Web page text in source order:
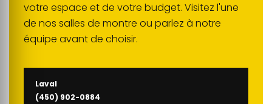
votre espace et de votre budget. Visitez l'une
de nos salles de montre ou parlez à notre
équipe avant de choisir.
Laval
(450) 902-0884